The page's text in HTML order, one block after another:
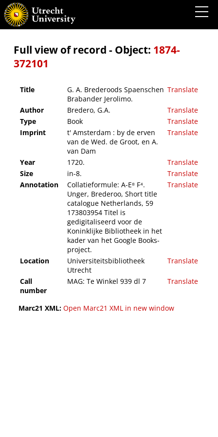
G. A. Brederoods Spaenschen Brabander Jerolimo.
Full view of record - Object: 1874-
372101
Title
G. A. Brederoods Spaenschen
Brabander Jerolimo.
Translate
Author Bredero, G.A.
Translate
Type
Book
Translate
Imprint
t' Amsterdam : by de erven
van de Wed. de Groot, en A.
van Dam
Translate
Year 1720.
Translate
Size
in-8.
Translate
Annotation
Collatieformule: A-E⁸ F⁴.
Unger, Brederoo, Short title
catalogue Netherlands, 59
173803954 Titel is
gedigitaliseerd voor de
Koninklijke Bibliotheek in het
kader van het Google Books-
project.
Translate
Location
Universiteitsbibliotheek
Utrecht
Translate
Call
number
MAG: Te Winkel 939 dl 7 Translate
Marc21 XML: Open Marc21 XML in new window